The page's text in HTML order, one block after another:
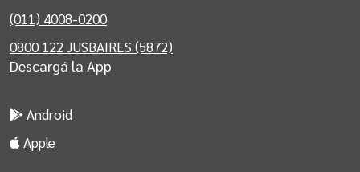
(011) 4008-0200
0800 122 JUSBAIRES (5872)
Descargá la App
Android
Apple